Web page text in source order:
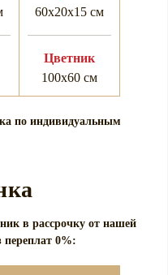
60х20х15 см
Цветник
100х60 см
по индивидуальным
в рассрочку от нашей
переплат 0%: